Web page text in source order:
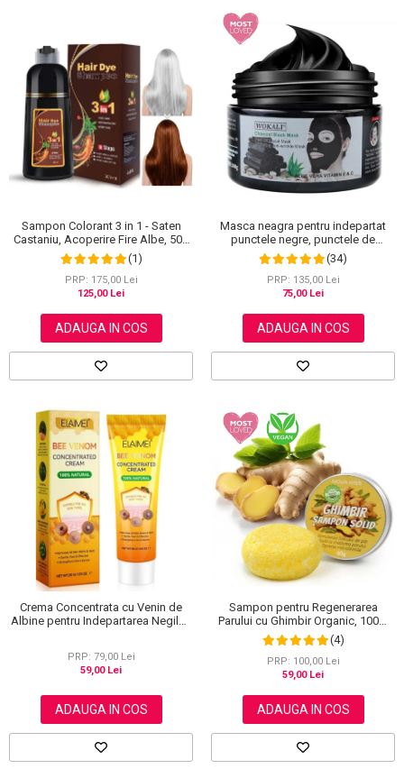
Sampon Colorant 3 in 1 - Saten
Castaniu, Acoperire Fire Albe, 500
ml
(1)
PRP: 175,00 Lei
125,00 Lei
ADAUGA IN COS
Masca neagra pentru indepartat
punctele negre, punctele de
grasime, efect anti-rid, Wokali cu
carbune activ, 300 g
(34)
PRP: 135,00 Lei
75,00 Lei
ADAUGA IN COS
Crema Concentrata cu Venin de
Albine pentru Indepartarea Negilor,
PRP: 79,00 Lei
59,00 Lei
ADAUGA IN COS
Sampon pentru Regenerarea
Parului cu Ghimbir Organic, 100%
Natural, 60 g(4)
PRP: 100,00 Lei
59,00 Lei
ADAUGA IN COS